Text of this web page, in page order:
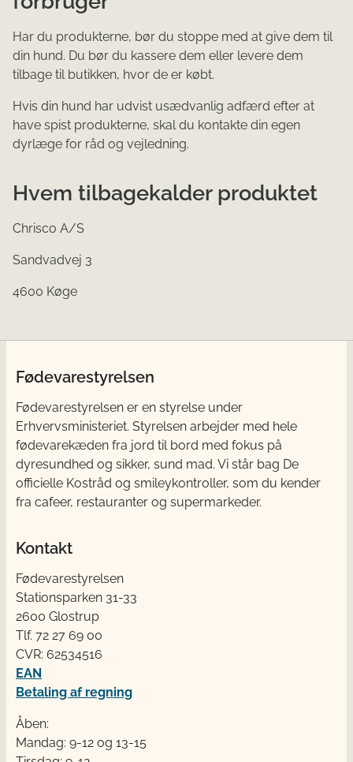
Har du produkterne, bør du stoppe med at give dem til
din hund. Du bør du kassere dem eller levere dem
tilbage til butikken, hvor de er købt.
Hvis din hund har udvist usædvanlig adfærd efter at
have spist produkterne, skal du kontakte din egen
dyrlæge for råd og vejledning.
Hvem tilbagekalder produktet
Chrisco A/S
Sandvadvej 3
4600 Køge
Fødevarestyrelsen
Fødevarestyrelsen er en styrelse under
Erhvervsministeriet. Styrelsen arbejder med hele
fødevarekæden fra jord til bord med fokus på
dyresundhed og sikker, sund mad. Vi står bag De
officielle Kostråd og smileykontroller, som du kender
fra cafeer, restauranter og supermarkeder.
Kontakt
Fødevarestyrelsen
Stationsparken 31-33
2600 Glostrup
Tlf. 72 2​​​7 69 00
CVR: 62534516
EAN
Betaling af regning
Åben:
Mandag: 9-12 og 13-15